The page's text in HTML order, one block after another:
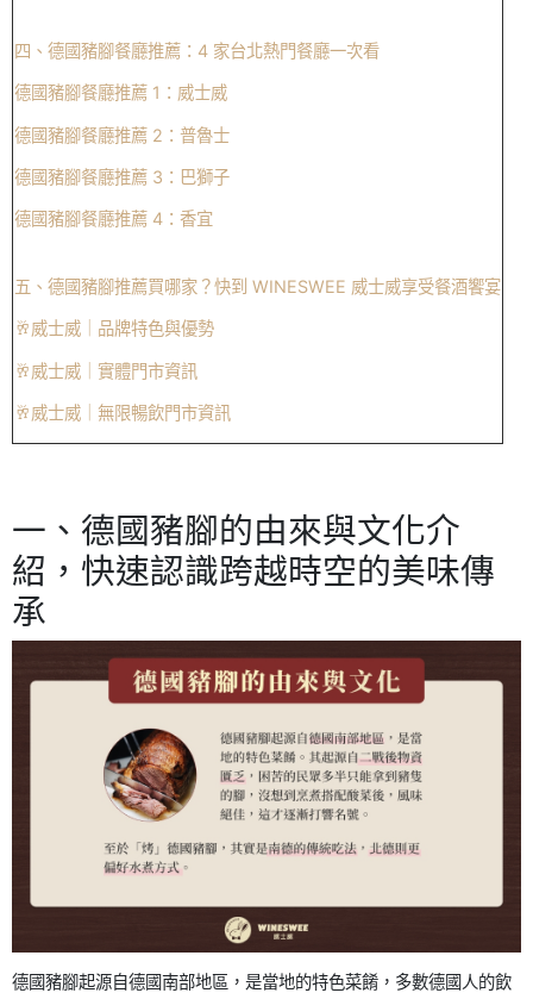
四、德國豬腳餐廳推薦：4 家台北熱門餐廳一次看
德國豬腳餐廳推薦 1：威士威
德國豬腳餐廳推薦 2：普魯士
德國豬腳餐廳推薦 3：巴獅子
德國豬腳餐廳推薦 4：香宜
五、德國豬腳推薦買哪家？快到 WINESWEE 威士威享受餐酒饗宴
🥂威士威｜品牌特色與優勢
🥂威士威｜實體門市資訊
🥂威士威｜無限暢飲門市資訊
一、德國豬腳的由來與文化介
紹，快速認識跨越時空的美味傳
承
德國豬腳起源自德國南部地區，是當地的特色菜餚，多數德國人的飲